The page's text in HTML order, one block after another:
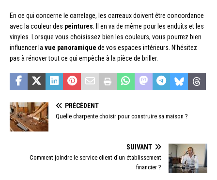
En ce qui concerne le carrelage, les carreaux doivent être concordance
avec la couleur des peintures. Il en va de même pour les enduits et les
vinyles. Lorsque vous choisissez bien les couleurs, vous pourrez bien
influencer lavue panoramique de vos espaces intérieurs. N’hésitez
pas à rénover tout ce qui empêche à la pièce de briller.
PRÉCÉDENT
Quelle charpente choisir pour construire sa maison ?
SUIVANT
Comment joindre le service client d’un établissement
financier ?